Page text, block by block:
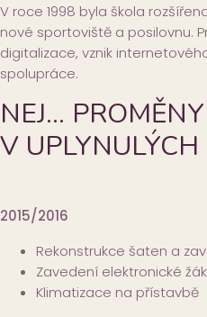
V roce 1998 byla škola
nové sportoviště a posilovnu.
digitalizace, vznik
spolupráce.
NEJ…
V
2015/2016
Rekonstrukce šaten a
Zavedení elektronické
Klimatizace na přístavbě